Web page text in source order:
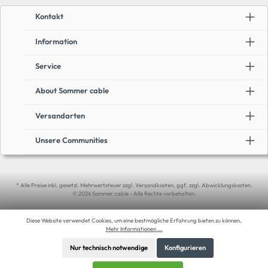
Information
Service
About Sommer cable
Versandarten
Unsere Communities
Kontakt
* Alle Preise inkl. gesetzl. Mehrwertsteuer zzgl. Versandkosten, ggf. zzgl. Abwicklungskosten.
© 2026 Sommer cable - Alle Rechte vorbehalten.
Diese Website verwendet Cookies, um eine bestmögliche Erfahrung bieten zu können.
Mehr Informationen ...
Nur technisch notwendige Konfigurieren